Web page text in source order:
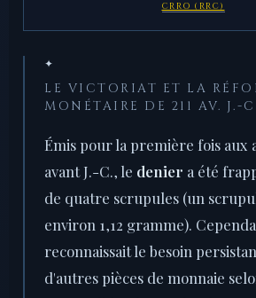
CRRO (RRC)
✦
LE VICTORIAT ET LA
MONÉTAIRE DE 211 AV. J.-
Émis pour la première fois aux
avant J.-C., le denier a été
de quatre scrupules (un
environ 1,12 gramme).
reconnaissait le besoin
d'autres pièces de monnaie